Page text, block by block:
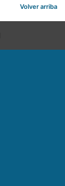
Volver arriba